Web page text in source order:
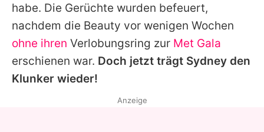
habe. Die Gerüchte wurden befeuert,
nachdem die Beauty vor wenigen Wochen
ohne ihren Verlobungsring zur Met Gala
erschienen war. Doch jetzt trägt Sydney den
Klunker wieder!
Anzeige